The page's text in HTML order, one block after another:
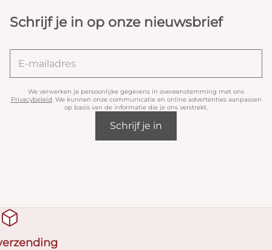
Schrijf je in op onze nieuwsbrief
We verwerken je persoonlijke gegevens in overeenstemming met ons
Privacybeleid. We kunnen onze communicatie en online advertenties aanpassen
op basis van de informatie die je ons verstrekt.
Schrijf je in